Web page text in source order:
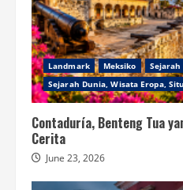
Landmark Meksiko
Sejarah
Sejarah Dunia, Wisata Eropa,
Contaduría, Benteng Tua
Cerita
June 23, 2026